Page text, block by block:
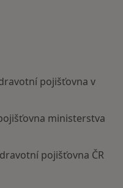
pojišťovna v
ministerstva
pojišťovna ČR